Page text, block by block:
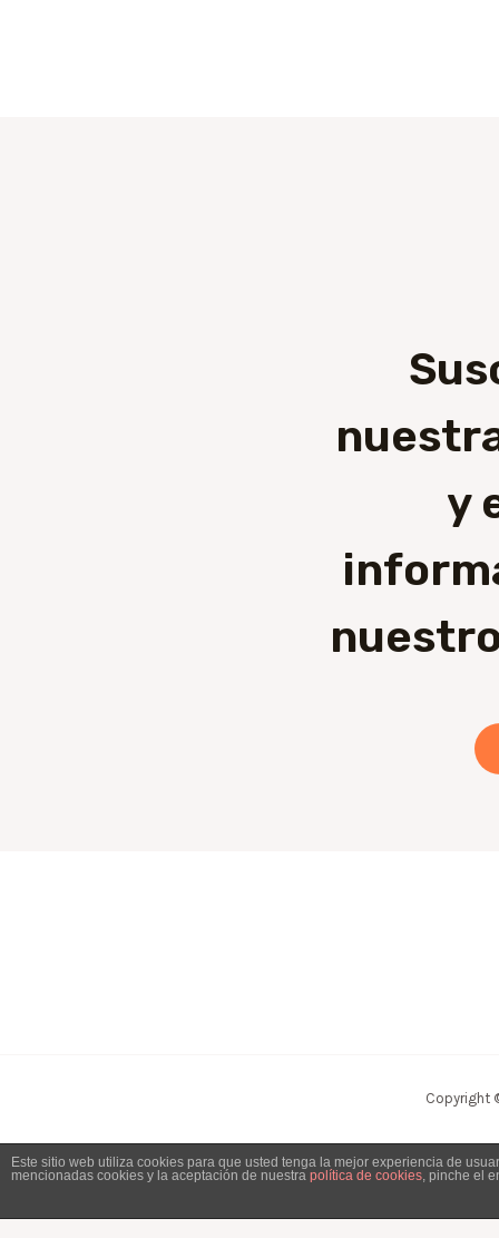
y
Copyright
Este sitio web utiliza cookies para que usted tenga la mejor experiencia de
mencionadas cookies y la aceptación de nuestra política de cookies, pinche el